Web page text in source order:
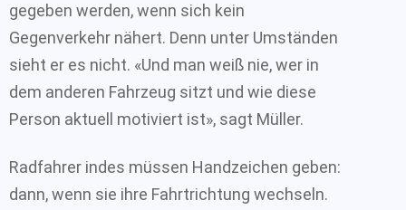
gegeben werden, wenn sich kein
Gegenverkehr nähert. Denn unter Umständen
sieht er es nicht. «Und man weiß nie, wer in
dem anderen Fahrzeug sitzt und wie diese
Person aktuell motiviert ist», sagt Müller.
Radfahrer indes müssen Handzeichen geben:
dann, wenn sie ihre Fahrtrichtung wechseln.